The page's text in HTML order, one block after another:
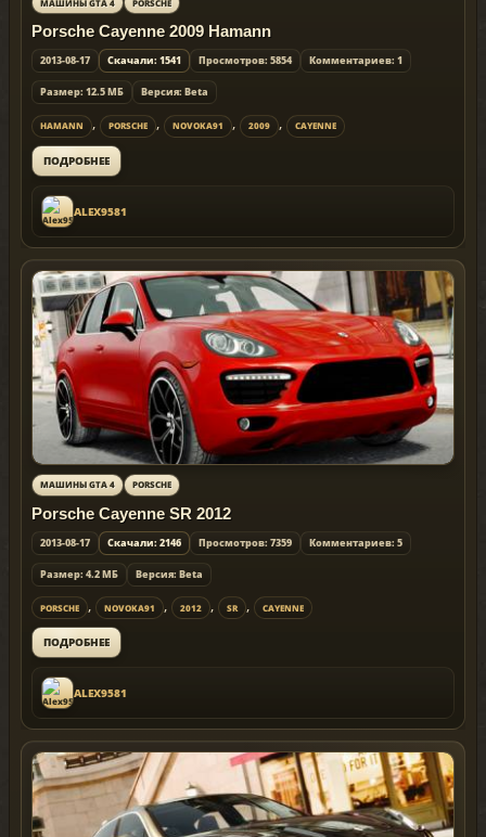
Porsche Cayenne 2009 Hamann
2013-08-17 Скачали: 1541 Просмотров: 5854 Комментариев: 1
Размер: 12.5 МБ Версия: Beta
HAMANN , PORSCHE , NOVOKA91 , 2009 , CAYENNE
ПОДРОБНЕЕ
ALEX9581
МАШИНЫ GTA 4 PORSCHE
Porsche Cayenne SR 2012
2013-08-17 Скачали: 2146 Просмотров: 7359 Комментариев: 5
Размер: 4.2 МБ Версия: Beta
PORSCHE , NOVOKA91 , 2012 , SR , CAYENNE
ПОДРОБНЕЕ
ALEX9581